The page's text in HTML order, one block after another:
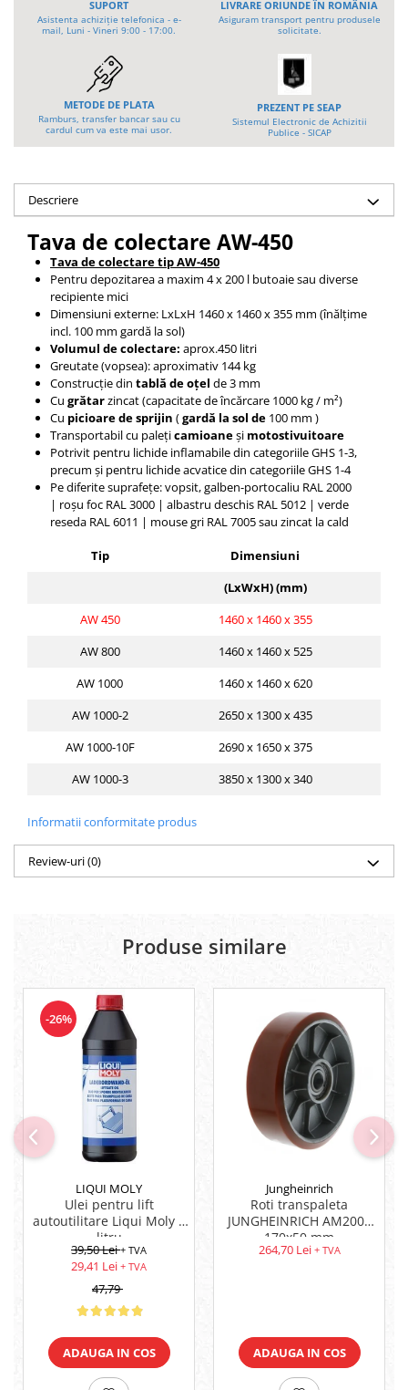
Platforme foarfeca
Translator stivuitor
Atasamente profesionale CAM
Cleste ridicare butoi
Dispozitive ridicare butoaie
SUPORT
Asistenta achiziție telefonica - e-
mail, Luni - Vineri 9:00 - 17:00.
LIVRARE ORIUNDE ÎN ROMÂNIA
Asiguram transport pentru produsele
solicitate.
METODE DE PLATA
Ramburs, transfer bancar sau cu
cardul cum va este mai usor.
PREZENT PE SEAP
Sistemul Electronic de Achizitii
Publice - SICAP
Descriere
Tava de colectare AW-450
Tava de colectare tip AW-450
Pentru depozitarea a maxim 4 x 200 l butoaie sau diverse
recipiente mici
Dimensiuni externe: LxLxH 1460 x 1460 x 355 mm (înălțime
incl. 100 mm gardă la sol)
Volumul de colectare: aprox.450 litri
Greutate (vopsea): aproximativ 144 kg
Construcție din tablă de oțel de 3 mm
Cu grătarzincat(capacitate de încărcare 1000 kg / m²)
Cu picioare de sprijin (gardă la sol de 100 mm )
Transportabil cu palețicamioaneși motostivuitoare
Potrivit pentru lichide inflamabile din categoriile GHS 1-3,
precum și pentru lichide acvatice din categoriile GHS 1-4
Pe diferite suprafețe: vopsit, galben-portocaliu RAL 2000
| roșu foc RAL 3000 | albastru deschis RAL 5012 | verde
reseda RAL 6011 | mouse gri RAL 7005 sau zincat la cald
Tip Dimensiuni
(LxWxH) (mm)
AW 450
1460 x 1460 x 355
AW 800
1460 x 1460 x 525
AW 1000
1460 x 1460 x 620
AW 1000-2
2650 x 1300 x 435
AW 1000-10F
2690 x 1650 x 375
AW 1000-3
3850 x 1300 x 340
Informatii conformitate produs
Review-uri(0)
Produse similare
-26%
LIQUI MOLY
Ulei pentru lift
autoutilitare Liqui Moly 1
litru
39,50 Lei+ TVA
29,41 Lei + TVA
47,79
ADAUGA IN COS
Jungheinrich
Roti transpaleta
JUNGHEINRICH AM2000
170x50 mm
264,70 Lei + TVA
ADAUGA IN COS